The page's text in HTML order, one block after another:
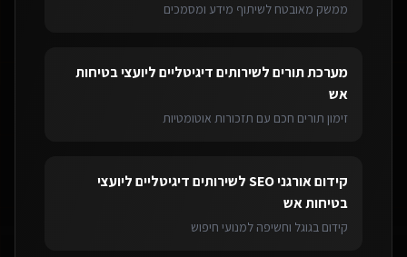
ממשק מאובטח לשיתוף מידע ומסמכים
מערכת תוריםלשירותים דיגיטליים ליועצי בטיחות
אש
זימון תורים חכם עם תזכורות אוטומטיות
קידום אורגני SEO לשירותים דיגיטליים ליועצי
בטיחות אש
קידום בגוגל וחשיפה למנועי חיפוש